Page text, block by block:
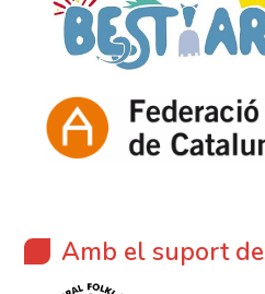
Amb el suport de